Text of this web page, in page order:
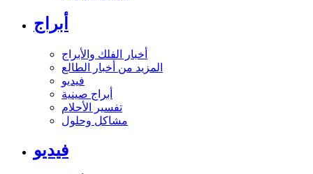
أبراج
أخبار الفلك والأبراج
المزيد من أخبار الطالع
فيديو
أبراج صينية
تفسير الأحلام
مشاكل وحلول
فيديو